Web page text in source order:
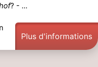
? - ...
Plus d'informations